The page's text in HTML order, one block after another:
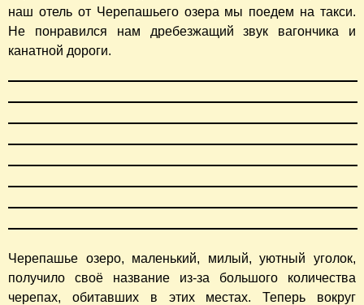
наш отель от Черепашьего озера мы поедем на такси.
Не понравился нам дребезжащий звук вагончика и
канатной дороги.
Черепашье озеро, маленький, милый, уютный уголок,
получило своё название из-за большого количества
черепах, обитавших в этих местах. Теперь вокруг